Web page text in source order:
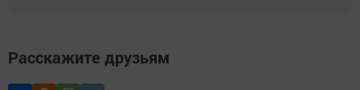
Расскажите друзьям